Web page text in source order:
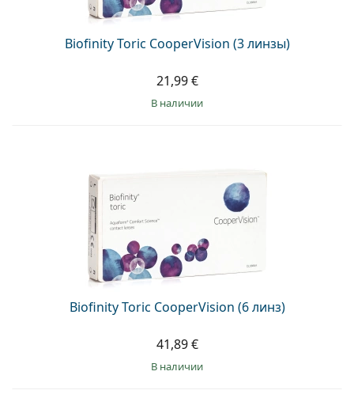
Biofinity Toric CooperVision (3 линзы)
21,99 €
в наличии
Biofinity Toric CooperVision (6 линз)
41,89 €
в наличии